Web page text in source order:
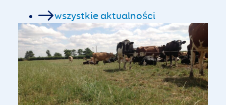
wszystkie aktualności